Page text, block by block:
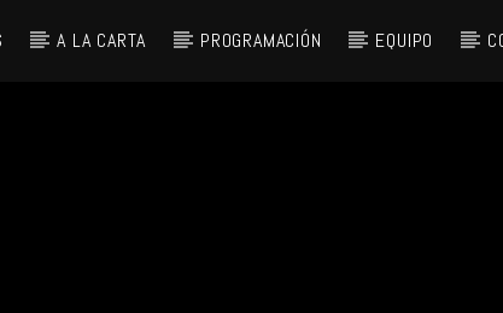
A LA CARTA PROGRAMACIÓN EQUIPO